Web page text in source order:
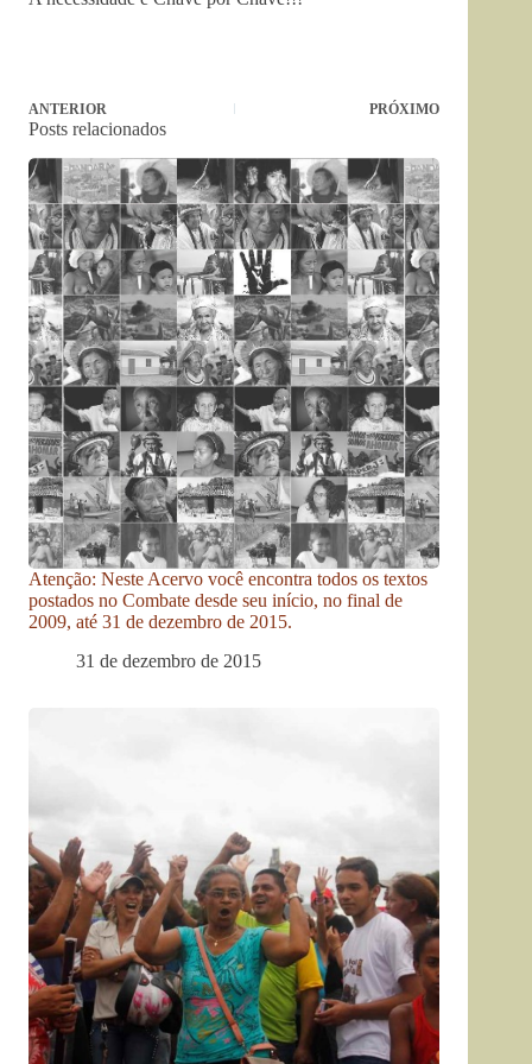
ANTERIOR PRÓXIMO
Posts relacionados
Atenção: Neste Acervo você encontra todos os textos
postados no Combate desde seu início, no final de
2009, até 31 de dezembro de 2015.
31 de dezembro de 2015